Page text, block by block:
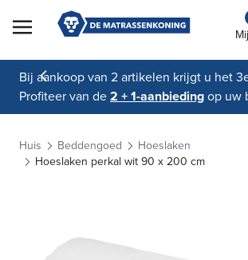
Skip to Content
Bij aankoop van 2 artikelen krijgt u het
Profiteer van de2 + 1-aanbiedingop uw
Huis Beddengoed
Hoeslaken
Hoeslaken perkal wit 90 x 200 cm